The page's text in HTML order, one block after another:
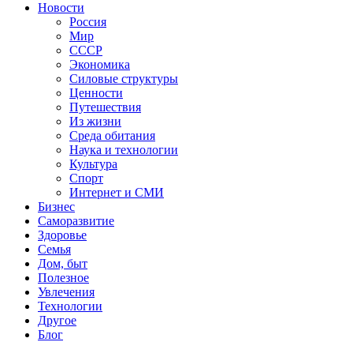
Новости
Россия
Мир
СССР
Экономика
Силовые структуры
Ценности
Путешествия
Из жизни
Среда обитания
Наука и технологии
Культура
Спорт
Интернет и СМИ
Бизнес
Саморазвитие
Здоровье
Семья
Дом, быт
Полезное
Увлечения
Технологии
Другое
Блог